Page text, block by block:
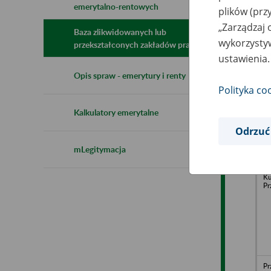
emerytalno-rentowych
Baza zlikwidowanych lub
przekształconych zakładów pracy
Opis spraw - emerytury i renty
Kalkulatory emerytalne
mLegitymacja
plików
„Zarządzaj
Polityka